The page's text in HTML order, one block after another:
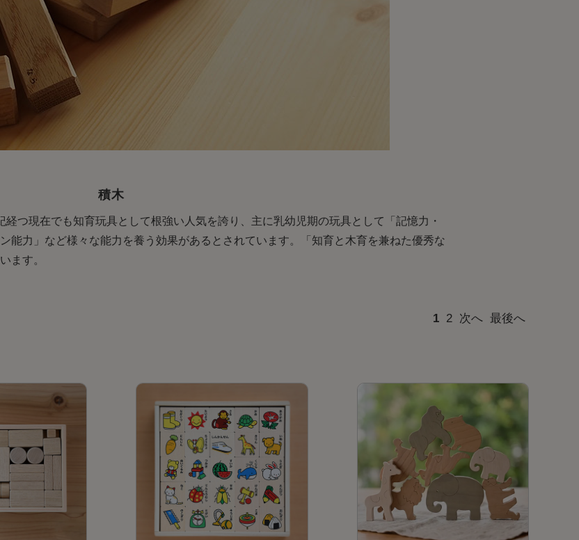
積木
つ現在でも知育玩具として根強い人気を誇り、主に乳幼児期の玩具として「記憶力・
能力」など様々な能力を養う効果があるとされています。「知育と木育を兼ねた優秀な
ます。
1 2 次へ 最後へ